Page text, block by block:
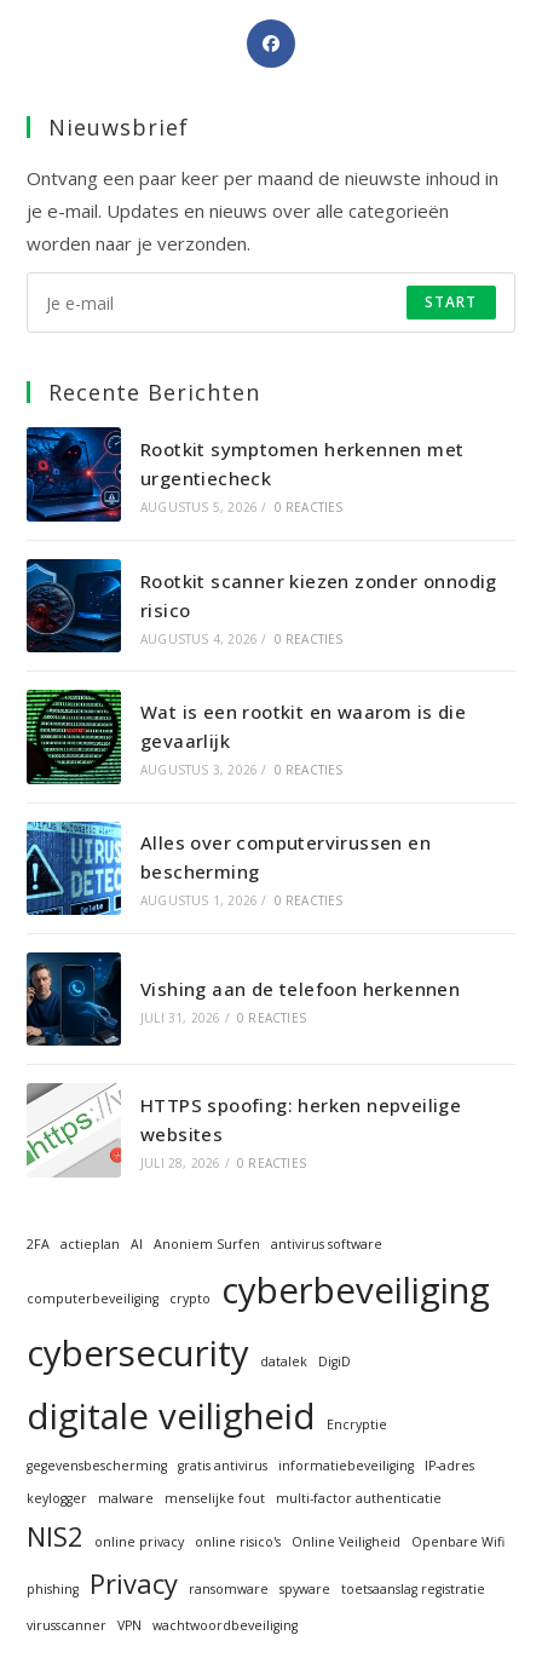
Opent
Nieuwsbrief
Ontvang een paar keer per maand de nieuwste inhoud in
je e-mail. Updates en nieuws over alle categorieën
worden naar je verzonden.
START
Recente Berichten
Rootkit symptomen herkennen met
urgentiecheck
AUGUSTUS 5, 2026 / 0 REACTIES
Rootkit scanner kiezen zonder onnodig
risico
AUGUSTUS 4, 2026 / 0 REACTIES
Wat is een rootkit en waarom is die
gevaarlijk
AUGUSTUS 3, 2026 / 0 REACTIES
Alles over computervirussen en
bescherming
AUGUSTUS 1, 2026 / 0 REACTIES
Vishing aan de telefoon herkennen
JULI 31, 2026 / 0 REACTIES
HTTPS spoofing: herken nepveilige
websites
JULI 28, 2026 / 0 REACTIES
2FA actieplan AI Anoniem Surfen antivirus software
computerbeveiliging crypto
cyberbeveiliging
cybersecurity
datalek DigiD
digitale veiligheid Encryptie
gegevensbescherming gratis antivirus informatiebeveiliging
IP-adres
keylogger
malware menselijke fout multi-factor authenticatie
NIS2 online privacy online risico's Online Veiligheid Openbare Wifi
phishing Privacy ransomware spyware toetsaanslag registratie
virusscanner VPN wachtwoordbeveiliging